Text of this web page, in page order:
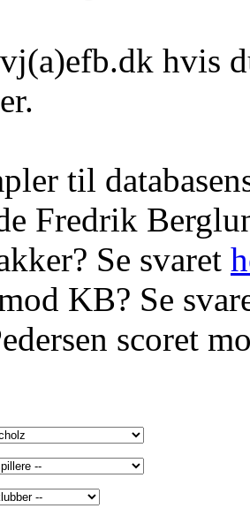
hvis
til
Fredrik
Se svaret
KB? Se
scoret